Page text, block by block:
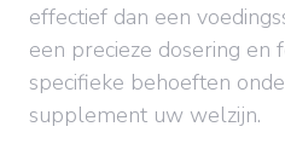
effectief dan een
een precieze dosering en
specifieke behoeften
supplement uw welzijn.